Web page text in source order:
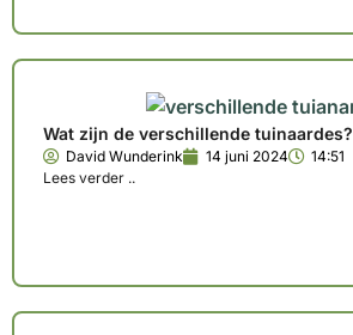
Wat zijn de verschillende tuinaardes?
David Wunderink 14 juni 2024
14:51
Lees verder ..